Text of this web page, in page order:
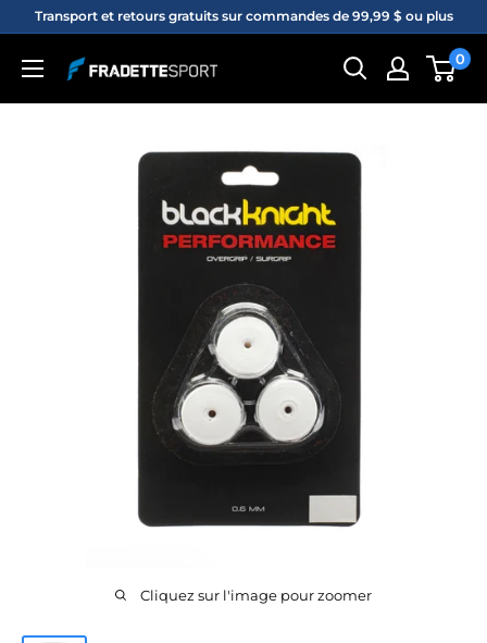
Passer
contenu
Transport et retours gratuits sur commandes de 99,99 $ ou plus
Fradette
sport
0
Cliquez sur l'image pour zoomer